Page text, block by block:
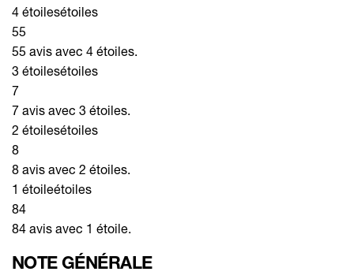
4 étoilesétoiles
55
55 avis avec 4 étoiles.
3 étoilesétoiles
7
7 avis avec 3 étoiles.
2 étoilesétoiles
8
8 avis avec 2 étoiles.
1 étoileétoiles
84
84 avis avec 1 étoile.
NOTE GÉNÉRALE